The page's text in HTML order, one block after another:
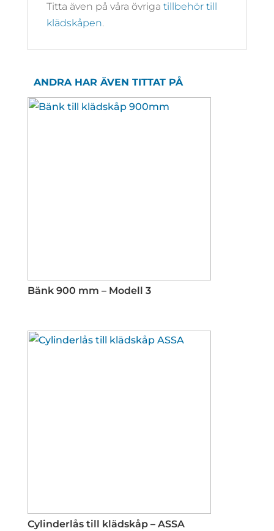
Titta även på våra övriga tillbehör till
klädskåpen.
ANDRA HAR ÄVEN TITTAT PÅ
Bänk 900 mm – Modell 3
Cylinderlås till klädskåp – ASSA